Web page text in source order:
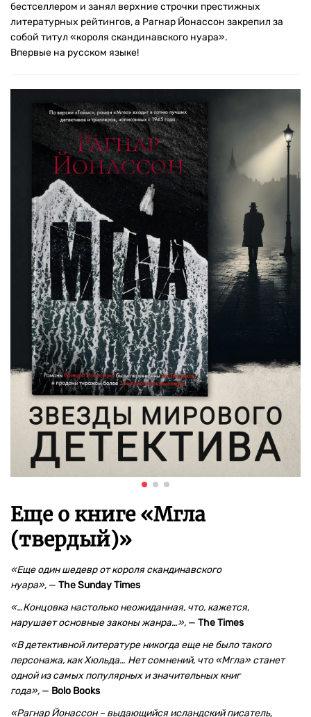
бестселлером и занял верхние строчки престижных
литературных рейтингов, а Рагнар Йонассон закрепил за
собой титул «короля скандинавского нуара».
Впервые на русском языке!
Еще о книге «Мгла
(твердый)»
«Еще один шедевр от короля скандинавского
нуара», — The Sunday Times
«…Концовка настолько неожиданная, что, кажется,
нарушает основные законы жанра…», — The Times
«В детективной литературе никогда еще не было такого
персонажа, как Хюльда… Нет сомнений, что «Мгла» станет
одной из самых популярных и значительных книг
года», — Bolo Books
«Рагнар Йонассон – выдающийся исландский писатель,